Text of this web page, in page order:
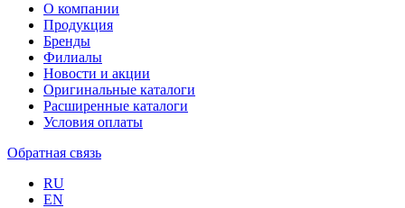
О компании
Продукция
Бренды
Филиалы
Новости и акции
Оригинальные каталоги
Расширенные каталоги
Условия оплаты
Обратная связь
RU
EN